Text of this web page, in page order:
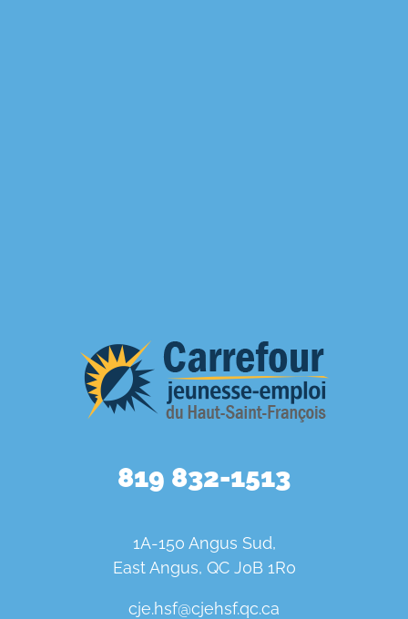
819 832-1513
1A-150 Angus Sud,
East Angus, QC J0B 1R0
cje.hsf@cjehsf.qc.ca